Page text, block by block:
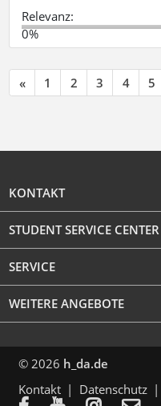
Relevanz:
0%
« 1 2 3 4 5
KONTAKT
STUDENT SERVICE CENTER
SERVICE
WEITERE ANGEBOTE
© 2026 h_da.de
Kontakt
Datenschutz